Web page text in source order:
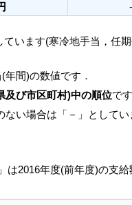
ています(寒冷地手当，任
間)の数値です．
及び市区町村)中の順位で
い場合は「－」としてい
は2016年度(前年度)の支給